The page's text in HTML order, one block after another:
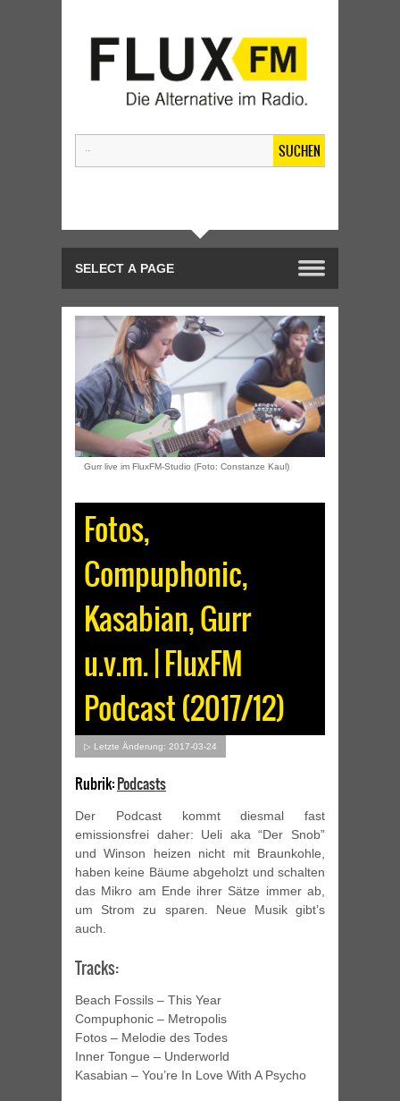
SUCHEN
Gurr live im FluxFM-Studio (Foto: Constanze Kaul)
Fotos,
Compuphonic,
Kasabian, Gurr
u.v.m. | FluxFM
Podcast (2017/12)
▷ Letzte Änderung: 2017-03-24
Rubrik:Podcasts
Der Podcast kommt diesmal fast
emissionsfrei daher: Ueli aka “Der Snob”
und Winson heizen nicht mit Braunkohle,
haben keine Bäume abgeholzt und schalten
das Mikro am Ende ihrer Sätze immer ab,
um Strom zu sparen. Neue Musik gibt’s
auch.
Tracks:
Beach Fossils – This Year
Compuphonic – Metropolis
Fotos – Melodie des Todes
Inner Tongue – Underworld
Kasabian – You’re In Love With A Psycho